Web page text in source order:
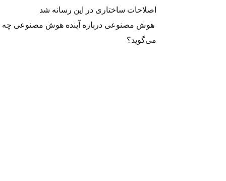
اصلاحات ساختاری در این رسانه شد
هوش مصنوعی درباره آینده هوش مصنوعی چه
می‌گوید؟